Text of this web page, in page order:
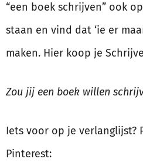
“een boek schrijven” ook
staan en vind dat ‘ie er
maken. Hier koop je
Zou jij een boek willen
Iets voor op je verlanglijst?
Pinterest: